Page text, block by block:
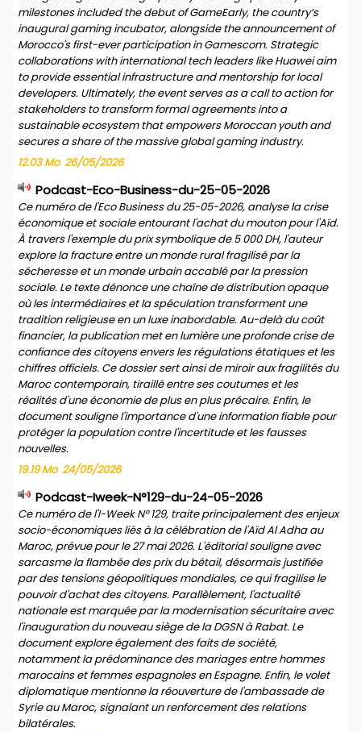
milestones included the debut of GameEarly, the country’s
inaugural gaming incubator, alongside the announcement of
Morocco's first-ever participation in Gamescom. Strategic
collaborations with international tech leaders like Huawei aim
to provide essential infrastructure and mentorship for local
developers. Ultimately, the event serves as a call to action for
stakeholders to transform formal agreements into a
sustainable ecosystem that empowers Moroccan youth and
secures a share of the massive global gaming industry.
12.03 Mo 26/05/2026
Podcast-Eco-Business-du-25-05-2026
Ce numéro de l'Eco Business du 25-05-2026, analyse la crise
économique et sociale entourant l'achat du mouton pour l'Aïd.
À travers l'exemple du prix symbolique de 5 000 DH, l'auteur
explore la fracture entre un monde rural fragilisé par la
sécheresse et un monde urbain accablé par la pression
sociale. Le texte dénonce une chaîne de distribution opaque
où les intermédiaires et la spéculation transforment une
tradition religieuse en un luxe inabordable. Au-delà du coût
financier, la publication met en lumière une profonde crise de
confiance des citoyens envers les régulations étatiques et les
chiffres officiels. Ce dossier sert ainsi de miroir aux fragilités du
Maroc contemporain, tiraillé entre ses coutumes et les
réalités d'une économie de plus en plus précaire. Enfin, le
document souligne l'importance d'une information fiable pour
protéger la population contre l'incertitude et les fausses
nouvelles.
19.19 Mo 24/05/2026
Podcast-Iweek-N°129-du-24-05-2026
Ce numéro de l'I-Week N° 129, traite principalement des enjeux
socio-économiques liés à la célébration de l'Aïd Al Adha au
Maroc, prévue pour le 27 mai 2026. L'éditorial souligne avec
sarcasme la flambée des prix du bétail, désormais justifiée
par des tensions géopolitiques mondiales, ce qui fragilise le
pouvoir d'achat des citoyens. Parallèlement, l'actualité
nationale est marquée par la modernisation sécuritaire avec
l'inauguration du nouveau siège de la DGSN à Rabat. Le
document explore également des faits de société,
notamment la prédominance des mariages entre hommes
marocains et femmes espagnoles en Espagne. Enfin, le volet
diplomatique mentionne la réouverture de l'ambassade de
Syrie au Maroc, signalant un renforcement des relations
bilatérales.